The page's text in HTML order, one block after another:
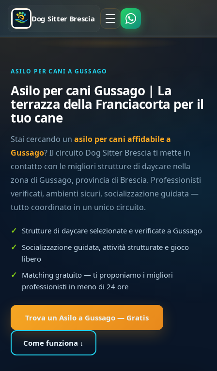
Dog Sitter Brescia
ASILO PER CANI A GUSSAGO
Asilo per cani Gussago | La
terrazza della Franciacorta per il
tuo cane
Stai cercando unasilo per cani affidabile a
Gussago? Il circuito Dog Sitter Brescia ti mette in
contatto con le migliori strutture di daycare nella
zona di Gussago, provincia di Brescia. Professionisti
verificati, ambienti sicuri, socializzazione guidata —
tutto coordinato in un unico circuito.
Strutture di daycare selezionate e verificate a Gussago
Socializzazione guidata, attività strutturate e gioco
libero
Matching gratuito — ti proponiamo i migliori
professionisti in meno di 24 ore
Trova un Asilo a Gussago — Gratis
Come funziona ↓